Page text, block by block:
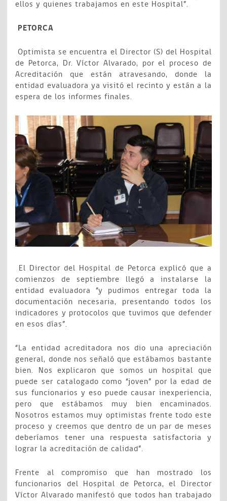
ellos y quienes trabajamos en este Hospital”.
PETORCA
Optimista se encuentra el Director (S) del Hospital
de Petorca, Dr. Víctor Alvarado, por el proceso de
Acreditación que están atravesando, donde la
entidad evaluadora ya visitó el recinto y están a la
espera de los informes finales.
El Director del Hospital de Petorca explicó que a
comienzos de septiembre llegó a instalarse la
entidad evaluadora “y pudimos entregar toda la
documentación necesaria, presentando todos los
indicadores y protocolos que tuvimos que defender
en esos días”.
“La entidad acreditadora nos dio una apreciación
general, donde nos señaló que estábamos bastante
bien. Nos explicaron que somos un hospital que
puede ser catalogado como “joven” por la edad de
sus funcionarios y eso puede causar inexperiencia,
pero que estábamos muy bien encaminados.
Nosotros estamos muy optimistas frente todo este
proceso y creemos que dentro de un par de meses
deberíamos tener una respuesta satisfactoria y
lograr la acreditación de calidad”.
Frente al compromiso que han mostrado los
funcionarios del Hospital de Petorca, el Director
Víctor Alvarado manifestó que todos han trabajado